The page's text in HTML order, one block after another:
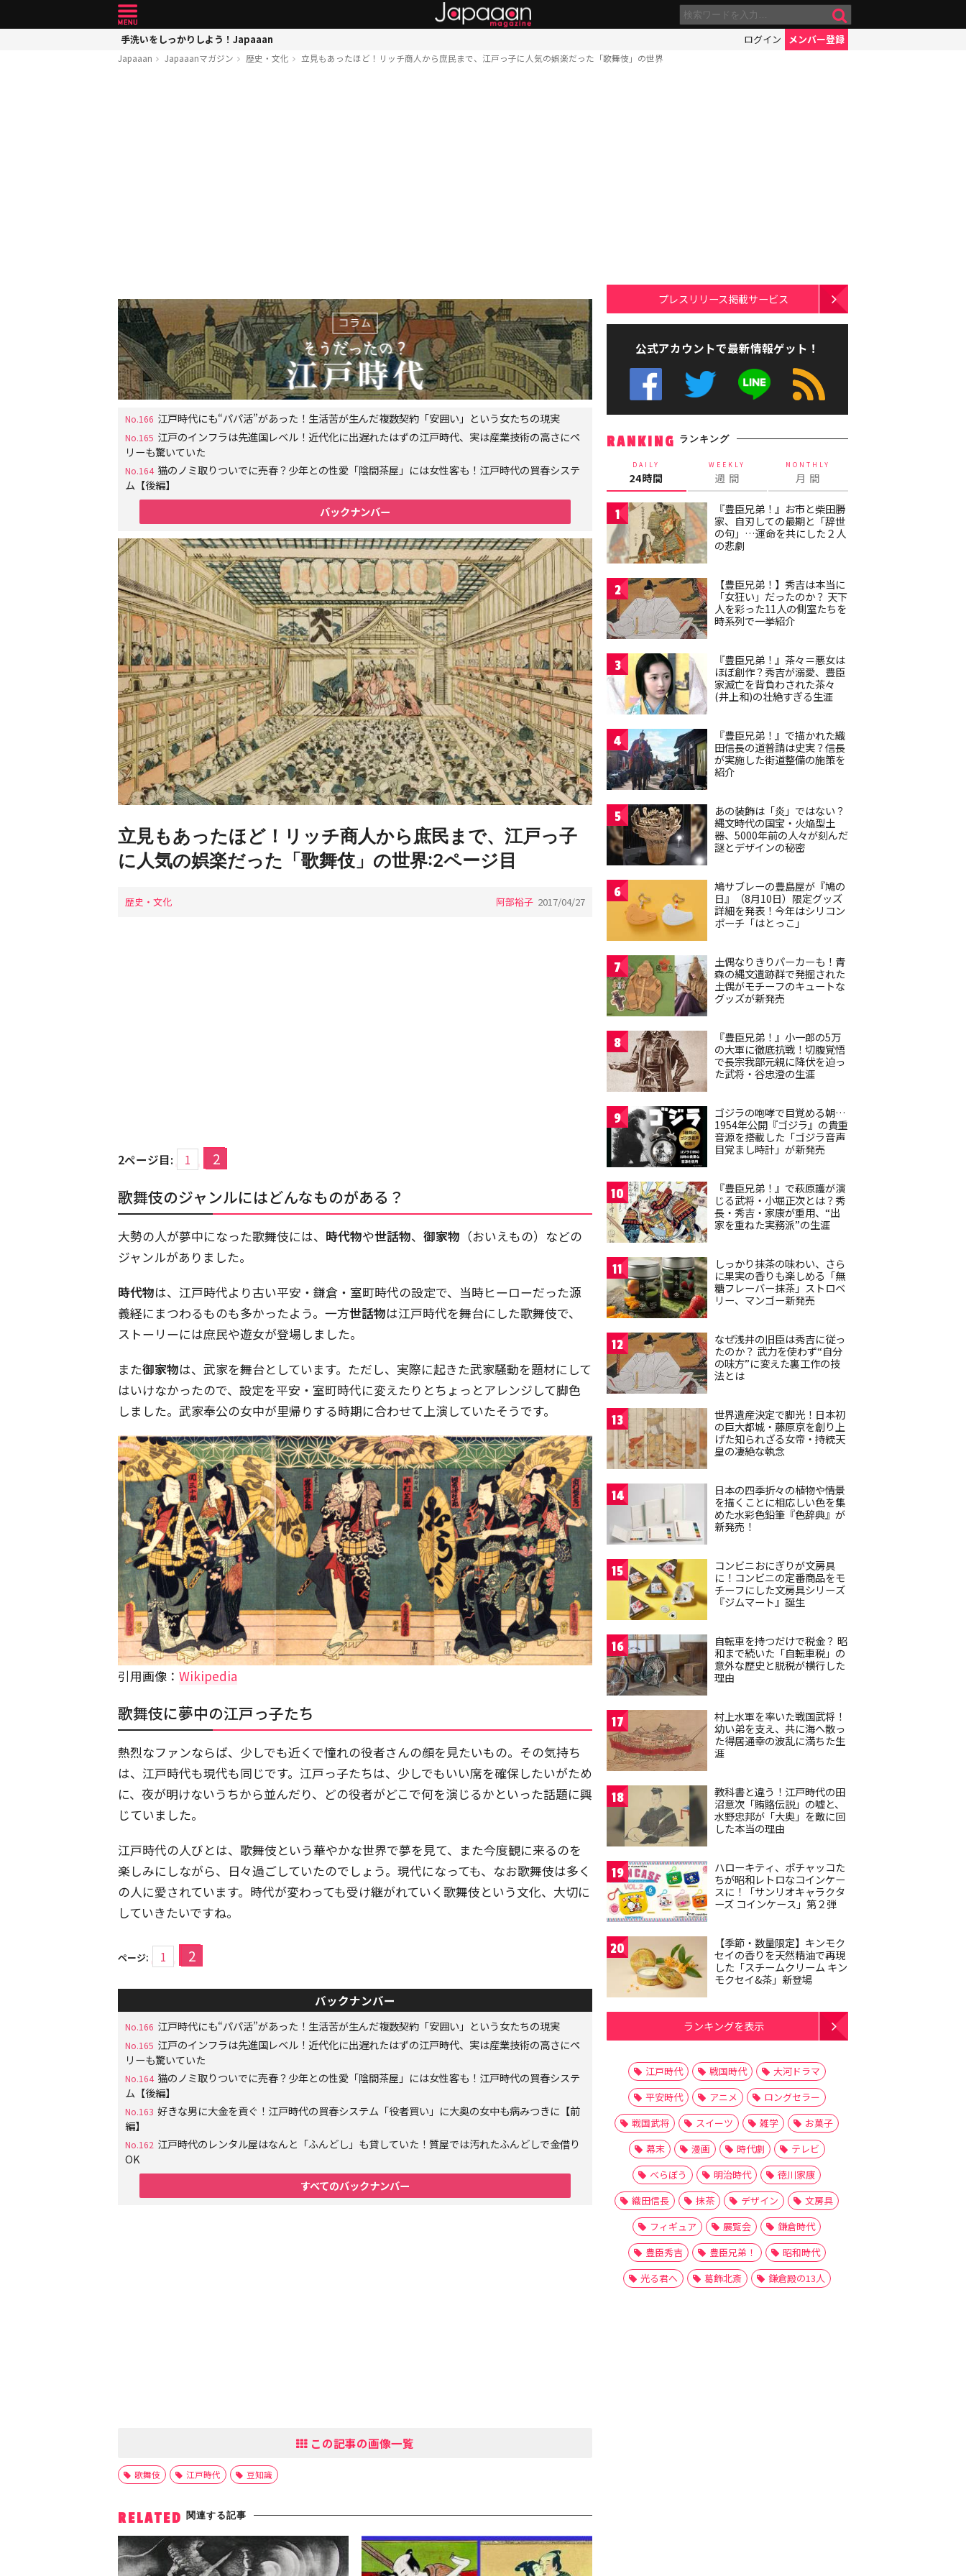
手洗いをしっかりしよう！Japaaan ログイン メンバー登録
Japaaan Japaaanマガジン 歴史・文化 立見もあったほど！リッチ商人から庶民まで、江戸っ子に人気の娯楽だった「歌舞伎」の世界
No.166 江戸時代にも“パパ活”があった！生活苦が生んだ複数契約「安囲い」という女たちの現実
No.165 江戸のインフラは先進国レベル！近代化に出遅れたはずの江戸時代、実は産業技術の高さにペ
リーも驚いていた
No.164 猫のノミ取りついでに売春？少年との性愛「陰間茶屋」には女性客も！江戸時代の買春システ
ム【後編】
バックナンバー
立見もあったほど！リッチ商人から庶民まで、江戸っ子
に人気の娯楽だった「歌舞伎」の世界:2ページ目
歴史・文化 阿部裕子 2017/04/27
2ページ目: 1 2
歌舞伎のジャンルにはどんなものがある？
大勢の人が夢中になった歌舞伎には、 時代物や世話物、 御家物 （おいえもの）などの
ジャンルがありました。
時代物は、江戸時代より古い平安・鎌倉・室町時代の設定で、当時ヒーローだった源
義経にまつわるものも多かったよう。一方世話物は江戸時代を舞台にした歌舞伎で、
ストーリーには庶民や遊女が登場しました。
また御家物は、武家を舞台としています。ただし、実際に起きた武家騒動を題材にして
はいけなかったので、設定を平安・室町時代に変えたりとちょっとアレンジして脚色
しました。武家奉公の女中が里帰りする時期に合わせて上演していたそうです。
引用画像： Wikipedia
歌舞伎に夢中の江戸っ子たち
熱烈なファンならば、少しでも近くで憧れの役者さんの顔を見たいもの。その気持ち
は、江戸時代も現代も同じです。江戸っ子たちは、少しでもいい席を確保したいがため
に、夜が明けないうちから並んだり、どの役者がどこで何を演じるかといった話題に興
じていました。
江戸時代の人びとは、歌舞伎という華やかな世界で夢を見て、また今度観に来るのを
楽しみにしながら、日々過ごしていたのでしょう。現代になっても、なお歌舞伎は多く
の人に愛されています。時代が変わっても受け継がれていく歌舞伎という文化、大切に
していきたいですね。
ページ: 1 2
バックナンバー
No.166 江戸時代にも“パパ活”があった！生活苦が生んだ複数契約「安囲い」という女たちの現実
No.165 江戸のインフラは先進国レベル！近代化に出遅れたはずの江戸時代、実は産業技術の高さにペ
リーも驚いていた
No.164 猫のノミ取りついでに売春？少年との性愛「陰間茶屋」には女性客も！江戸時代の買春システ
ム【後編】
No.163 好きな男に大金を貢ぐ！江戸時代の買春システム「役者買い」に大奥の女中も病みつきに【前
編】
No.162 江戸時代のレンタル屋はなんと「ふんどし」も貸していた！質屋では汚れたふんどしで金借り
OK
すべてのバックナンバー
この記事の画像一覧
歌舞伎 江戸時代 豆知識
RELATED 関連する記事
プレスリリース掲載サービス
公式アカウントで最新情報ゲット！
RANKING ランキング
DAILY
24時間
WEEKLY
週 間
MONTHLY
月 間
1
『豊臣兄弟！』お市と柴田勝
家、自刃しての最期と「辞世
の句」…運命を共にした２人
の悲劇
2
【豊臣兄弟！】秀吉は本当に
「女狂い」だったのか？ 天下
人を彩った11人の側室たちを
時系列で一挙紹介
3
『豊臣兄弟！』茶々＝悪女は
ほぼ創作？秀吉が溺愛、豊臣
家滅亡を背負わされた茶々
(井上和)の壮絶すぎる生涯
4
『豊臣兄弟！』で描かれた織
田信長の道普請は史実？信長
が実施した街道整備の施策を
紹介
5
あの装飾は「炎」ではない？
縄文時代の国宝・火焔型土
器、5000年前の人々が刻んだ
謎とデザインの秘密
6
鳩サブレーの豊島屋が『鳩の
日』（8月10日）限定グッズ
詳細を発表！今年はシリコン
ポーチ「はとっこ」
7
土偶なりきりパーカーも！青
森の縄文遺跡群で発掘された
土偶がモチーフのキュートな
グッズが新発売
8
『豊臣兄弟！』小一郎の5万
の大軍に徹底抗戦！切腹覚悟
で長宗我部元親に降伏を迫っ
た武将・谷忠澄の生涯
9
ゴジラの咆哮で目覚める朝…
1954年公開『ゴジラ』の貴重
音源を搭載した「ゴジラ音声
目覚まし時計」が新発売
10
『豊臣兄弟！』で萩原護が演
じる武将・小堀正次とは？秀
長・秀吉・家康が重用、“出
家を重ねた実務派”の生涯
11
しっかり抹茶の味わい、さら
に果実の香りも楽しめる「無
糖フレーバー抹茶」ストロベ
リー、マンゴー新発売
12
なぜ浅井の旧臣は秀吉に従っ
たのか？ 武力を使わず“自分
の味方”に変えた裏工作の技
法とは
13
世界遺産決定で脚光！日本初
の巨大都城・藤原京を創り上
げた知られざる女帝・持統天
皇の凄絶な執念
14
日本の四季折々の植物や情景
を描くことに相応しい色を集
めた水彩色鉛筆『色辞典』が
新発売！
15
コンビニおにぎりが文房具
に！コンビニの定番商品をモ
チーフにした文房具シリーズ
『ジムマート』誕生
16
自転車を持つだけで税金？ 昭
和まで続いた「自転車税」の
意外な歴史と脱税が横行した
理由
17
村上水軍を率いた戦国武将！
幼い弟を支え、共に海へ散っ
た得居通幸の波乱に満ちた生
涯
18
教科書と違う！江戸時代の田
沼意次「賄賂伝説」の嘘と、
水野忠邦が「大奥」を敵に回
した本当の理由
19
ハローキティ、ポチャッコた
ちが昭和レトロなコインケー
スに！「サンリオキャラクタ
ーズ コインケース」第２弾
20
【季節・数量限定】キンモク
セイの香りを天然精油で再現
した「スチームクリーム キン
モクセイ&茶」新登場
ランキングを表示
江戸時代 戦国時代
大河ドラマ
平安時代
アニメ
ロングセラー
戦国武将
スイーツ 雑学
お菓子
幕末
漫画 時代劇
テレビ
べらぼう
明治時代
徳川家康
織田信長
抹茶 デザイン
文房具
フィギュア
展覧会
鎌倉時代
豊臣秀吉
豊臣兄弟！
昭和時代
光る君へ
葛飾北斎 鎌倉殿の13人